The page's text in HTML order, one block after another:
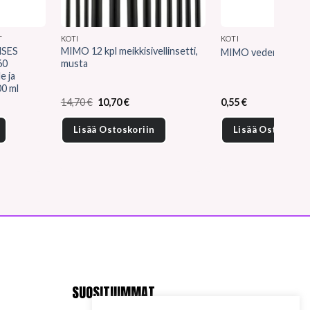
ja
ml
KOTI
MIMO 12 kpl meikkisivellinsetti,
musta
14,70€ Alkuperäinen
hinta
oli:
14,70 €.
10,70€Nykyinen
on:
10,70 €.
Lisää Ostoskoriin
KOTI
MIMO
0,55€
Lisää
SUOSITUIMMAT